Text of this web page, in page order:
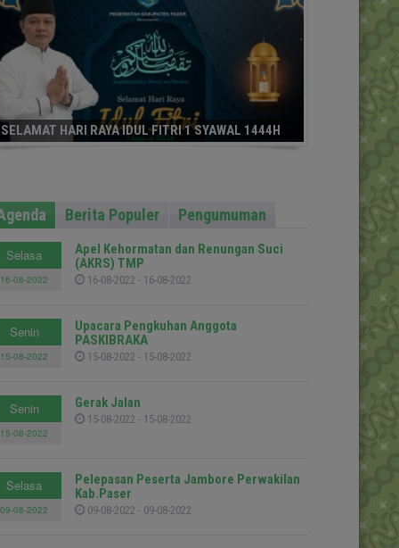
SELAMAT HARI RAYA IDUL FITRI 1 SYAWAL 1444H
Berita Populer Pengumuman
Selasa
16-08-2022
Apel Kehormatan dan Renungan Suci
(AKRS) TMP
16-08-2022 - 16-08-2022
Senin
15-08-2022
Upacara Pengkuhan Anggota
PASKIBRAKA
15-08-2022 - 15-08-2022
Senin
15-08-2022
Gerak Jalan
15-08-2022 - 15-08-2022
Selasa
09-08-2022
Pelepasan Peserta Jambore Perwakilan
Kab.Paser
09-08-2022 - 09-08-2022